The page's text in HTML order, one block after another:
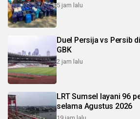
5 jam lalu
Duel Persija vs Persib
GBK
2 jam lalu
LRT Sumsel layani 96
selama Agustus 2026